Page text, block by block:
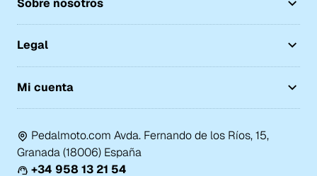
Sobre nosotros
Legal
Mi cuenta
Pedalmoto.com Avda. Fernando de los Ríos, 15,
Granada (18006) España
+34 958 13 21 54